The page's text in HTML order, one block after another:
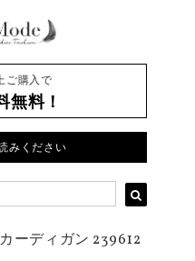
ご購入で
無料！
みください
ーディガン 239612